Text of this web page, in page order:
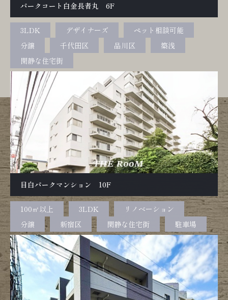
パークコート白金長者丸 6F
3LDK デザイナーズ
ペット相談可能
分譲
千代田区 品川区
築浅
閑静な住宅街
目白パークマンション 10F
100㎡以上 3LDK
リノベーション
分譲
新宿区 閑静な住宅街 駐車場